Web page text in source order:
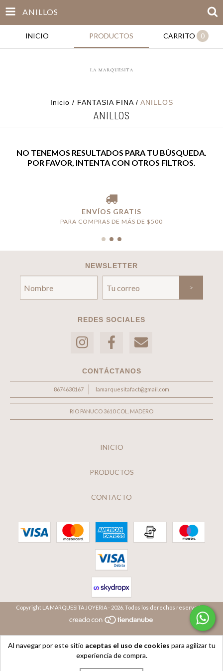
ANILLOS
INICIO PRODUCTOS CARRITO 0
Al navegar por este sitio aceptas el uso de cookies para agilizar tu
experiencia de compra.
Inicio / FANTASIA FINA / ANILLOS
ANILLOS
NO TENEMOS RESULTADOS PARA TU BÚSQUEDA.
POR FAVOR, INTENTA CON OTROS FILTROS.
ENVÍOS GRATIS
PARA COMPRAS DE MÁS DE $500
NEWSLETTER
REDES SOCIALES
CONTÁCTANOS
8674630167 lamarquesitafact@gmail.com
RIO PANUCO 3610 COL. MADERO
INICIO
PRODUCTOS
CONTACTO
Copyright LA MARQUESITA JOYERIA - 2026. Todos los derechos reservados.